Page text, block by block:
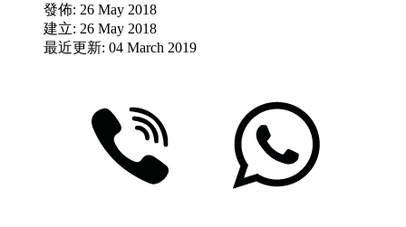
發佈: 26 May 2018
建立: 26 May 2018
最近更新: 04 March 2019